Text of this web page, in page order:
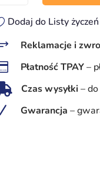
Dodaj do Listy życzeń
Reklamacje i
Płatność TPAY–
Czas wysyłki–do
Gwarancja–